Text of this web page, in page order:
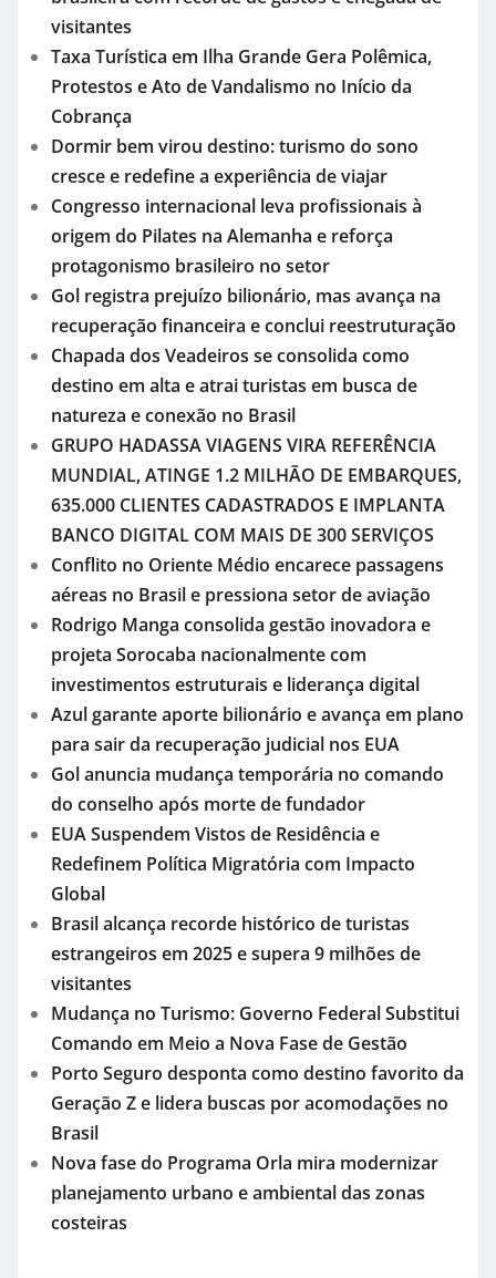
visitantes
Taxa Turística em Ilha Grande Gera Polêmica,
Protestos e Ato de Vandalismo no Início da
Cobrança
Dormir bem virou destino: turismo do sono
cresce e redefine a experiência de viajar
Congresso internacional leva profissionais à
origem do Pilates na Alemanha e reforça
protagonismo brasileiro no setor
Gol registra prejuízo bilionário, mas avança na
recuperação financeira e conclui reestruturação
Chapada dos Veadeiros se consolida como
destino em alta e atrai turistas em busca de
natureza e conexão no Brasil
GRUPO HADASSA VIAGENS VIRA REFERÊNCIA
MUNDIAL, ATINGE 1.2 MILHÃO DE EMBARQUES,
635.000 CLIENTES CADASTRADOS E IMPLANTA
BANCO DIGITAL COM MAIS DE 300 SERVIÇOS
Conflito no Oriente Médio encarece passagens
aéreas no Brasil e pressiona setor de aviação
Rodrigo Manga consolida gestão inovadora e
projeta Sorocaba nacionalmente com
investimentos estruturais e liderança digital
Azul garante aporte bilionário e avança em plano
para sair da recuperação judicial nos EUA
Gol anuncia mudança temporária no comando
do conselho após morte de fundador
EUA Suspendem Vistos de Residência e
Redefinem Política Migratória com Impacto
Global
Brasil alcança recorde histórico de turistas
estrangeiros em 2025 e supera 9 milhões de
visitantes
Mudança no Turismo: Governo Federal Substitui
Comando em Meio a Nova Fase de Gestão
Porto Seguro desponta como destino favorito da
Geração Z e lidera buscas por acomodações no
Brasil
Nova fase do Programa Orla mira modernizar
planejamento urbano e ambiental das zonas
costeiras